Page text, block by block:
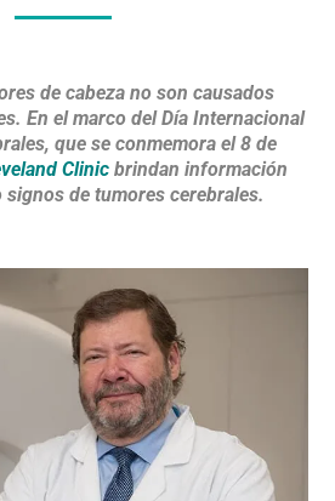
de cabeza no son causados
En el marco del Día Internacional
que se conmemora el 8 de
Clinic brindan información
signos de tumores cerebrales.